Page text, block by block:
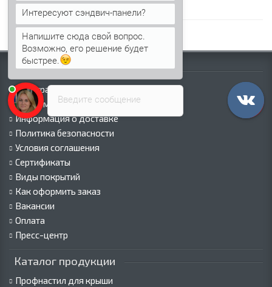
крыша из сэндвич панелей
Информация
Палитра RAL
Информация о компании
Информация о доставке
Политика безопасности
Условия соглашения
Сертификаты
Виды покрытий
Как оформить заказ
Вакансии
Оплата
Пресс-центр
Каталог продукции
Профнастил для крыши
Введите сообщение
Интересуют сэндвич-панели?
Напишите сюда свой вопрос.
Возможно, его решение будет
быстрее.